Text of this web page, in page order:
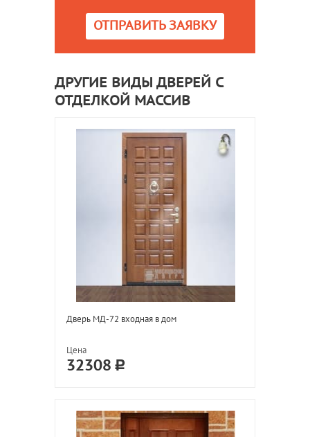
ОТПРАВИТЬ ЗАЯВКУ
ДРУГИЕ ВИДЫ ДВЕРЕЙ С
ОТДЕЛКОЙ МАССИВ
Дверь МД-72 входная в дом
Цена
32308